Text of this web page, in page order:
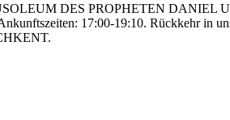
DES PROPHETEN DANIEL
17:00-19:10. Rückkehr in